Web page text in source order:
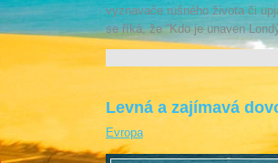
vyznavače rušného života či
se říká, že “Kdo je unaven
Levná a zajímavá
Evropa